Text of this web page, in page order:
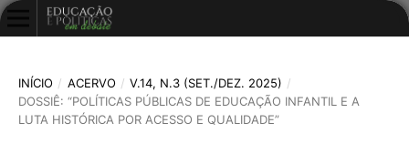
INÍCIO / ACERVO / V.14, N.3 (SET./DEZ. 2025) /
DOSSIÊ: “POLÍTICAS PÚBLICAS DE EDUCAÇÃO INFANTIL E A
LUTA HISTÓRICA POR ACESSO E QUALIDADE”